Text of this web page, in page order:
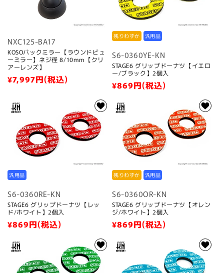
NXC125-BA17
KOSOバックミラー【ラウンドビュ
ーミラー】ネジ径 8/10mm【クリ
アーレンズ】
通
価
格
¥7,997円(税込)
残りわずか 汎用品
S6-0360YE-KN
STAGE6 グリップドーナツ【イエロ
ー/ブラック】2個入
通
価
¥869円(税込)
汎用品
S6-0360RE-KN
STAGE6 グリップドーナツ【レッ
ド/ホワイト】2個入
通
価
¥869円(税込)
残りわずか 汎用品
S6-0360OR-KN
STAGE6 グリップドーナツ【オレン
ジ/ホワイト】2個入
通
価
¥869円(税込)